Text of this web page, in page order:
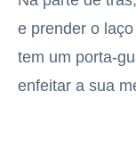
e prender o
tem um porta-
enfeitar a sua